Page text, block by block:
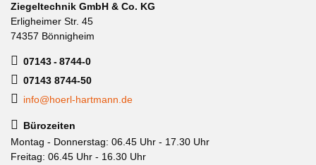
Ziegeltechnik GmbH & Co. KG
Erligheimer Str. 45
74357 Bönnigheim
07143 - 8744-0
07143 8744-50
info@hoerl-hartmann.de
Bürozeiten
Montag - Donnerstag: 06.45 Uhr - 17.30 Uhr
Freitag: 06.45 Uhr - 16.30 Uhr